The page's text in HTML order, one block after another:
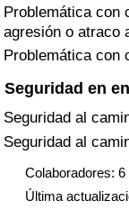
Problemática con
agresión o atraco
Problemática con
Seguridad en
Seguridad al
Seguridad al
Colaboradores: 6
Última
Tráfico
Índice de Tráfico
Índice de
Índice de